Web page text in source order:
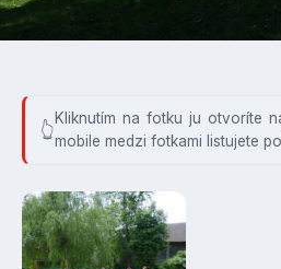
Kliknutím na fotku ju otvoríte
mobile medzi fotkami listujete